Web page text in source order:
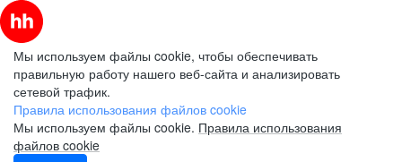
Мы используем файлы cookie, чтобы обеспечивать
правильную работу нашего веб-сайта и анализировать
сетевой трафик.
Правила использования файлов cookie
Мы используем файлы cookie. Правила использования
файлов cookie